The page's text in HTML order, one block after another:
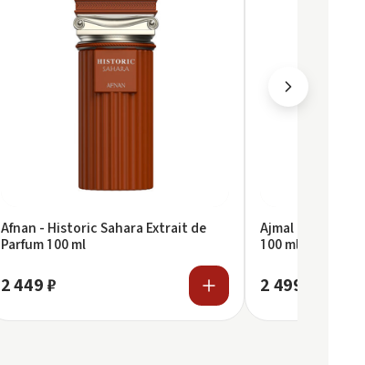
Afnan - Historic Sahara Extrait de
Parfum 100 ml
2 449 ₽
Ajmal - Desert
100 ml
2 499 ₽